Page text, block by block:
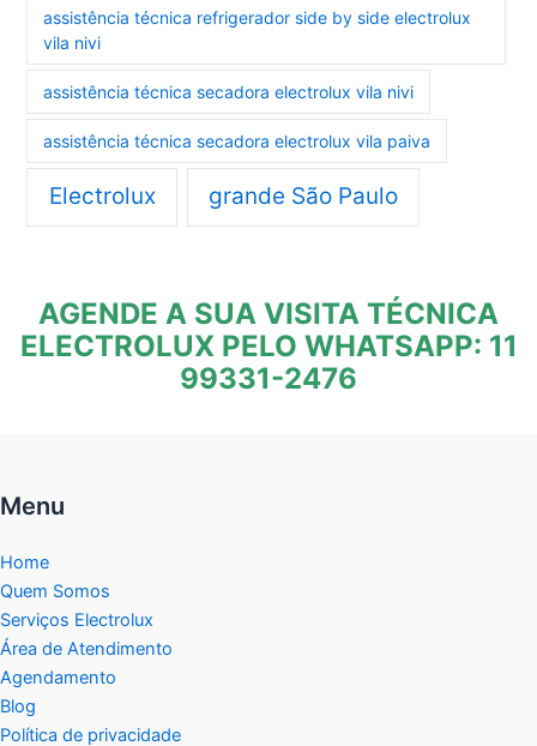
assistência técnica refrigerador side by side electrolux
vila nivi
assistência técnica secadora electrolux vila nivi
assistência técnica secadora electrolux vila paiva
Electrolux grande São Paulo
AGENDE A SUA VISITA TÉCNICA
ELECTROLUX PELO WHATSAPP: 11
99331-2476
Menu
Home
Quem Somos
Serviços Electrolux
Área de Atendimento
Agendamento
Blog
Política de privacidade